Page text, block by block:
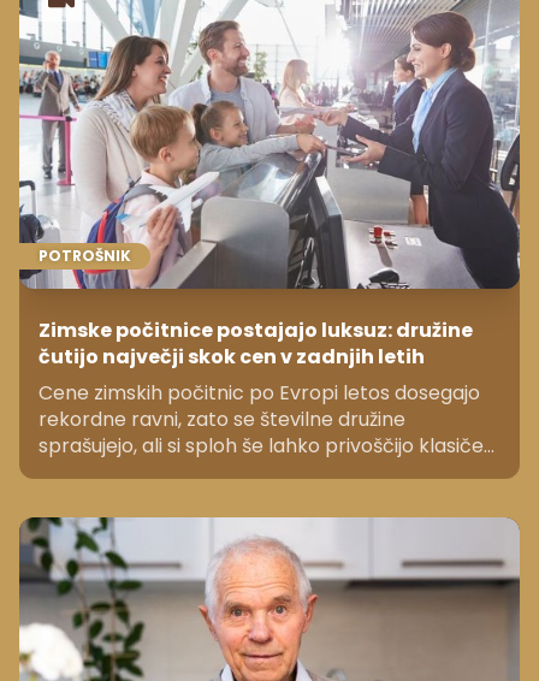
POTROŠNIK
Zimske počitnice postajajo luksuz: družine
čutijo največji skok cen v zadnjih letih
Cene zimskih počitnic po Evropi letos dosegajo
rekordne ravni, zato se številne družine
sprašujejo, ali si sploh še lahko privoščijo klasičen
oddih. Poglejte, zakaj so stroški tako zrasli in
nas v Sloveniji?